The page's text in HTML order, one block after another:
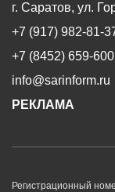
г. Саратов, ул.
+7 (917) 982-81-
+7 (8452) 659-600
info@sarinform.ru
РЕКЛАМА
Регистрационный